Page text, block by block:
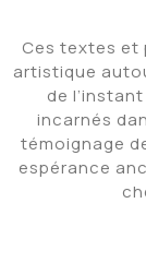
Ces textes et
artistique
de
incarnés
témoignage
espérance